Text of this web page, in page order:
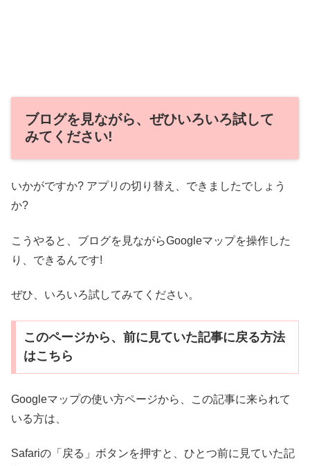
ブログを見ながら、ぜひいろいろ試して
みてください!
いかがですか? アプリの切り替え、できましたでしょう
か?
こうやると、ブログを見ながらGoogleマップを操作した
り、できるんです!
ぜひ、いろいろ試してみてください。
このページから、前に見ていた記事に戻る方法
はこちら
Googleマップの使い方ページから、この記事に来られて
いる方は、
Safariの「戻る」ボタンを押すと、ひとつ前に見ていた記